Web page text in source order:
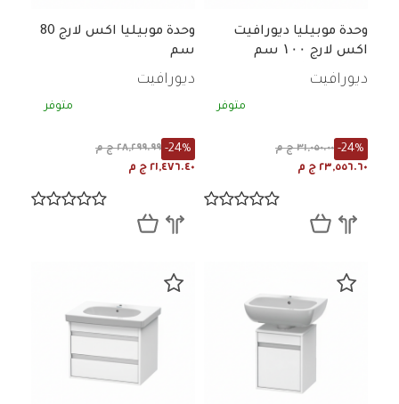
وحدة موبيليا ديورافيت
اكس لارج ۱۰۰ سم
بالحوض تشيسنات غامق
ديورافيت
متوفر
٣١,٠٥٠.٠٠ ج م -24%
٢٣,٥٥٦.٦٠ ج م
وحدة موبيليا اكس لارج 80
سم
ديورافيت
متوفر
٢٨,٢٩٩.٩٩ ج م -24%
٢١,٤٧٦.٤٠ ج م